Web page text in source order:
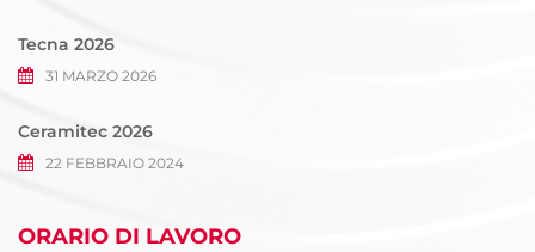
Tecna 2026
31 MARZO 2026
Ceramitec 2026
22 FEBBRAIO 2024
ORARIO DI LAVORO